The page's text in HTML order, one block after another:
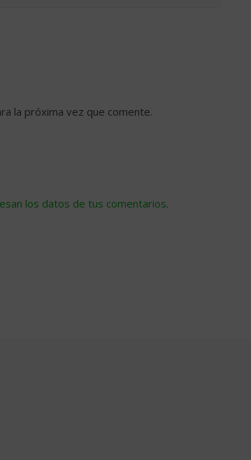
la próxima vez que comente.
los datos de tus comentarios.